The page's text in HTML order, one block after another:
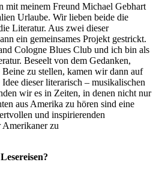
mit meinem Freund Michael Gebhart
Urlaube. Wir lieben beide die
Literatur. Aus zwei dieser
ein gemeinsames Projekt gestrickt.
Cologne Blues Club und ich bin als
Beseelt von dem Gedanken,
Beine zu stellen, kamen wir dann auf
dieser literarisch – musikalischen
wir es in Zeiten, in denen nicht nur
aus Amerika zu hören sind eine
und inspirierenden
Amerikaner zu